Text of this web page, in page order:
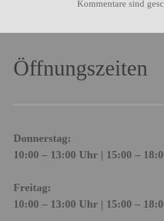
Kommentare sind
Öffnungszeiten
Donnerstag:
10:00 – 13:00 Uhr | 15:00 –
Freitag:
10:00 – 13:00 Uhr | 15:00 –